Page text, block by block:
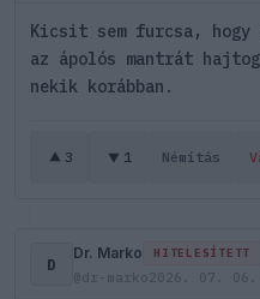
Kicsit sem furcsa, hogy
az ápolós mantrát
nekik korábban.
3 1 Némítás
D
Dr. Marko HITELESÍTETT
@dr-marko2026. 07. 06.